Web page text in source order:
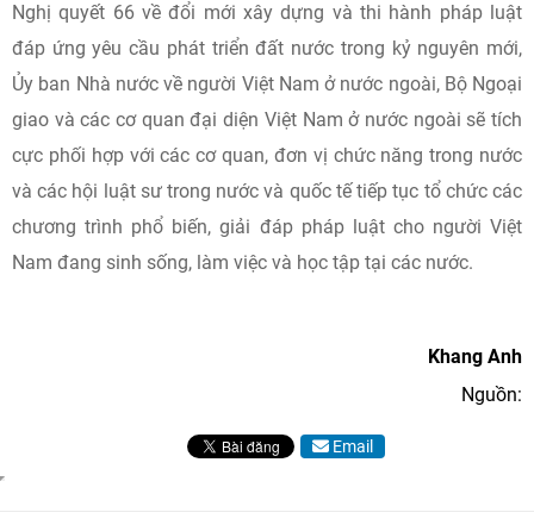
Nghị quyết 66 về đổi mới xây dựng và thi hành pháp luật
đáp ứng yêu cầu phát triển đất nước trong kỷ nguyên mới,
Ủy ban Nhà nước về người Việt Nam ở nước ngoài, Bộ Ngoại
giao và các cơ quan đại diện Việt Nam ở nước ngoài sẽ tích
cực phối hợp với các cơ quan, đơn vị chức năng trong nước
và các hội luật sư trong nước và quốc tế tiếp tục tổ chức các
chương trình phổ biến, giải đáp pháp luật cho người Việt
Nam đang sinh sống, làm việc và học tập tại các nước.
Khang Anh
Nguồn:
Email